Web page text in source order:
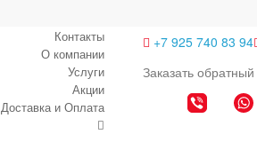
Контакты
О компании
Услуги
Акции
Доставка и Оплата
+7 925 740 83 94
Заказать обратный